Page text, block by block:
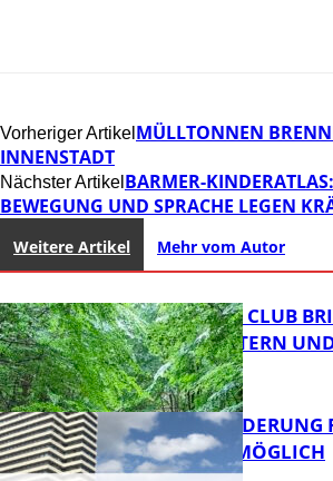
Vorheriger Artikel MÜLLTONNEN
INNENSTADT
Nächster Artikel BARMER-
BEWEGUNG UND SPRACHE LEGEN
Weitere Artikel Mehr vom Autor
NEUER MOM CLUB
KAISERSLAUTERN
ZUSAMMEN
PROJEKTFÖRDERUNG
WEITERHIN MÖGLICH